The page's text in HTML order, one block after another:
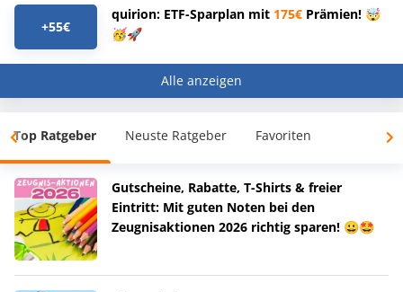
+55€
quirion: ETF-Sparplan mit 175€ Prämien! 🤯
🥳🚀
Alle anzeigen
Top Ratgeber Neuste Ratgeber Favoriten
Gutscheine, Rabatte, T-Shirts & freier
Eintritt: Mit guten Noten bei den
Zeugnisaktionen 2026 richtig sparen! 😀🤩